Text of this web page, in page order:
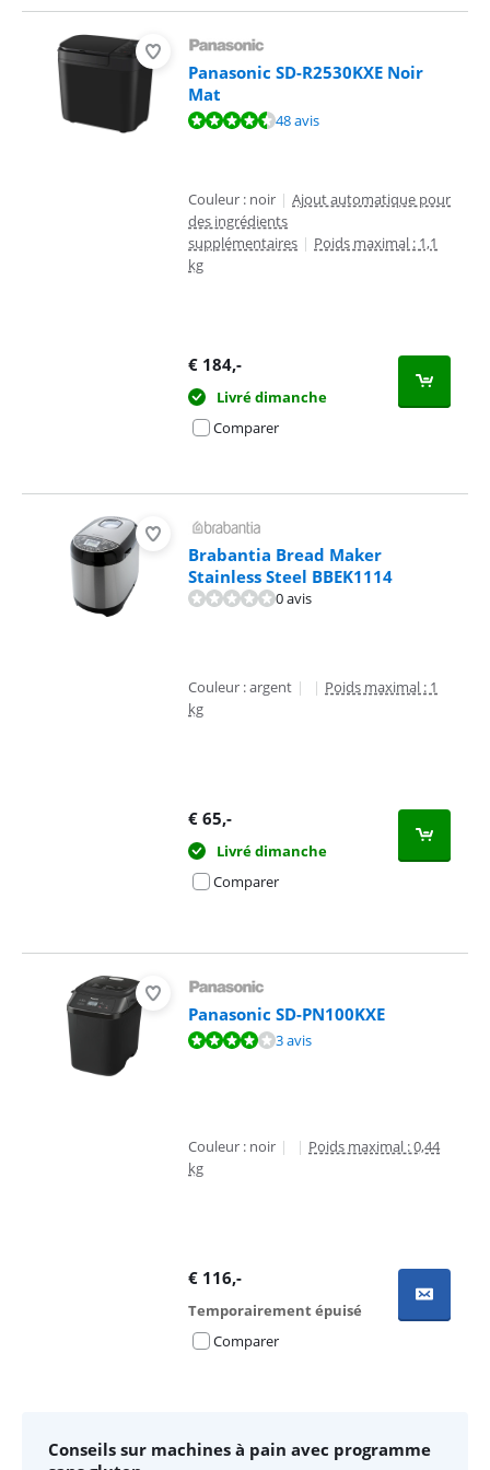
Panasonic SD-R2530KXE Noir
Mat
La note est de 8,6 sur 10, basée sur 48 avis.48 avis
Couleur : noir | Ajout automatique pour
des ingrédients
supplémentaires | Poids maximal : 1,1
kg
€ 184,-
Livré dimanche
Comparer
Brabantia Bread Maker
Stainless Steel BBEK1114
0 avis
Couleur : argent | | Poids maximal : 1
kg
€ 65,-
Livré dimanche
Comparer
Panasonic SD-PN100KXE
La note est de 7,8 sur 10, basée sur 3 avis.3 avis
Couleur : noir | | Poids maximal : 0,44
kg
€ 116,-
Temporairement épuisé
Comparer
Conseils sur machines à pain avec programme